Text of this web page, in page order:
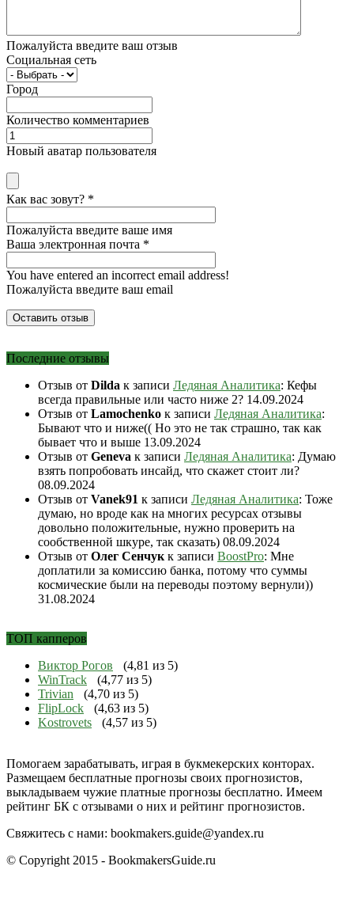
Пожалуйста введите ваш отзыв
Социальная сеть
Город
Количество комментариев
Новый аватар пользователя
Как вас зовут? *
Пожалуйста введите ваше имя
Ваша электронная почта *
You have entered an incorrect email address!
Пожалуйста введите ваш email
ТОП капперов
Виктор Рогов
(4,81 из 5)
WinTrack
(4,77 из 5)
Trivian
(4,70 из 5)
FlipLock
(4,63 из 5)
Kostrovets
(4,57 из 5)
Последние отзывы
Отзыв от Dilda к записи Ледяная Аналитика: Кефы
всегда правильные или часто ниже 2? 14.09.2024
Отзыв от Lamochenko к записи Ледяная Аналитика:
Бывают что и ниже(( Но это не так страшно, так как
бывает что и выше 13.09.2024
Отзыв от Geneva к записи Ледяная Аналитика: Думаю
взять попробовать инсайд, что скажет стоит ли?
08.09.2024
Отзыв от Vanek91 к записи Ледяная Аналитика: Тоже
думаю, но вроде как на многих ресурсах отзывы
довольно положительные, нужно проверить на
сообственной шкуре, так сказать) 08.09.2024
Отзыв от Олег Сенчук к записи BoostPro: Мне
доплатили за комиссию банка, потому что суммы
космические были на переводы поэтому вернули))
31.08.2024
Помогаем зарабатывать, играя в букмекерских конторах.
Размещаем бесплатные прогнозы своих прогнозистов,
выкладываем чужие платные прогнозы бесплатно. Имеем
рейтинг БК с отзывами о них и рейтинг прогнозистов.
Свяжитесь с нами: bookmakers.guide@yandex.ru
© Copyright 2015 - BookmakersGuide.ru